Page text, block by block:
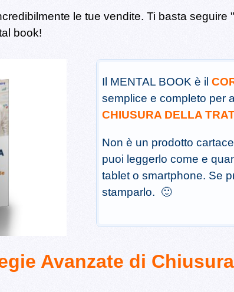
le tue vendite. Ti basta seguire
book!
Il MENTAL BOOK è il
semplice e completo per
CHIUSURA DELLA
Non è un prodotto
puoi leggerlo come e
tablet o smartphone. Se
stamparlo. 🙂
Avanzate di